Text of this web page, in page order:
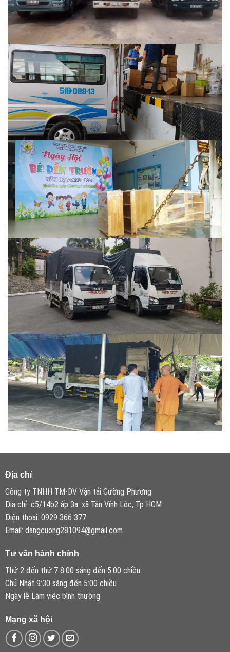
Địa chỉ
Công ty TNHH TM-DV Vận tải Cường Phương
Địa chỉ: c5/14b2 ấp 3a .xã Tân Vĩnh Lộc, Tp HCM
Điện thoại: 0929 366 377
Email: dangcuong281094@gmail.com
Tư vấn hành chính
Thứ 2 đến thứ 7 8:00 sáng đến 5:00 chiều
Chủ Nhật 9:30 sáng đến 5:00 chiều
Ngày lễ Làm việc bình thường
Mạng xã hội